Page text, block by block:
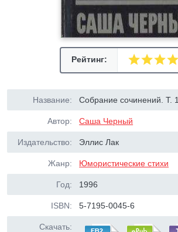
Рейтинг:
Название: Собрание сочинений. Т. 1
Автор: Саша Черный
Издательство: Эллис Лак
Жанр: Юмористические стихи
Год: 1996
ISBN: 5-7195-0045-6
Скачать: